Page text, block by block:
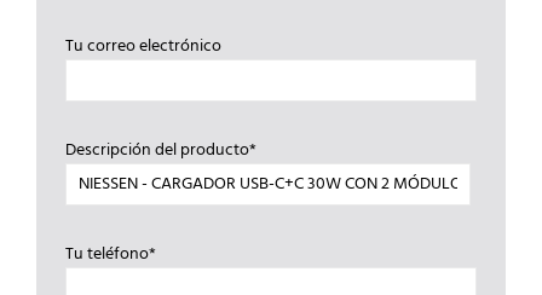
Tu correo electrónico
Descripción del producto*
Tu teléfono*